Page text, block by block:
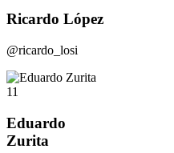
Ricardo López
@ricardo_losi
11
Eduardo
Zurita